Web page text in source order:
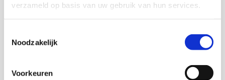
verzameld op basis van uw gebruik van hun services.
Noodzakelijk
Voorkeuren
conferentie: Tegengaan van spanningen en versterken
van vertrouwen in Amsterdamse buurten: wie doet wat,
Het onderzoek is opgetekend in zes rapporten. Eén